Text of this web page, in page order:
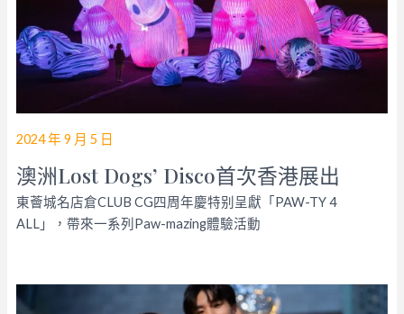
2024 年 9 月 5 日
澳洲Lost Dogs’ Disco首次香港展出
東薈城名店倉CLUB CG四周年慶特别呈獻「PAW-TY 4
ALL」，帶來一系列Paw-mazing體驗活動